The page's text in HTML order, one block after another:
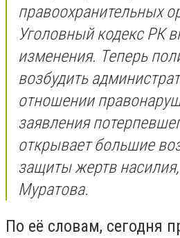
правоохранительных
Уголовный кодекс РК
изменения. Теперь
возбудить
отношении
заявления
открывает большие
защиты жертв
Муратова.
По её словам, сегодня